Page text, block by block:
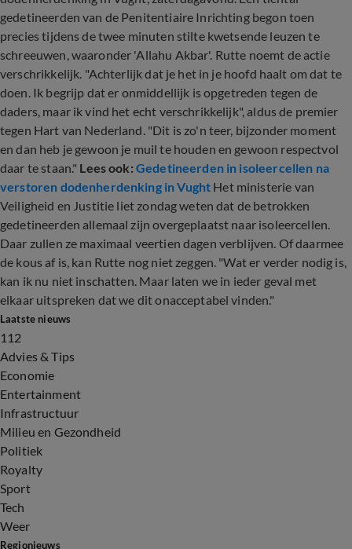
gedetineerden van de Penitentiaire Inrichting begon toen
precies tijdens de twee minuten stilte kwetsende leuzen te
schreeuwen, waaronder 'Allahu Akbar'. Rutte noemt de actie
verschrikkelijk. "Achterlijk dat je het in je hoofd haalt om dat te
doen. Ik begrijp dat er onmiddellijk is opgetreden tegen de
daders, maar ik vind het echt verschrikkelijk", aldus de premier
tegen Hart van Nederland. "Dit is zo'n teer, bijzonder moment
en dan heb je gewoon je muil te houden en gewoon respectvol
daar te staan." Lees ook: Gedetineerden in isoleercellen na
verstoren dodenherdenking in Vught Het ministerie van
Veiligheid en Justitie liet zondag weten dat de betrokken
gedetineerden allemaal zijn overgeplaatst naar isoleercellen.
Daar zullen ze maximaal veertien dagen verblijven. Of daarmee
de kous af is, kan Rutte nog niet zeggen. "Wat er verder nodig is,
kan ik nu niet inschatten. Maar laten we in ieder geval met
elkaar uitspreken dat we dit onacceptabel vinden."
Laatste nieuws
112
Advies & Tips
Economie
Entertainment
Infrastructuur
Milieu en Gezondheid
Politiek
Royalty
Sport
Tech
Weer
Regionieuws